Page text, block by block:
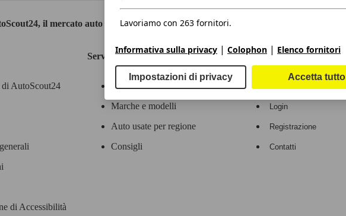
il mercato auto europeo.
AutoScout24
di Accessibilità
Servizi
Contatti
Marche e modelli
Auto usate per regione
Consigli
Area rivenditori
Login
Registrazione
Contatti
Lavoriamo con 263 fornitori.
Informativa sulla privacy | Colophon | Elenco fornitori
Impostazioni di privacy Accetta tutto